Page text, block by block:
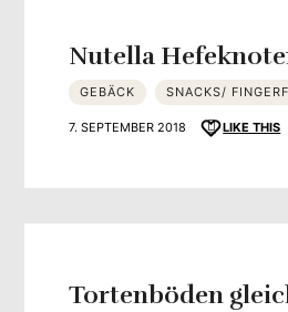
Nutella
GEBÄCK SNACKS/
7. SEPTEMBER 2018 LIKE THIS
Tortenböden